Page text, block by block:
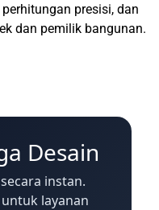
presisi, dan
dan pemilik bangunan.
Desain
instan.
untuk layanan